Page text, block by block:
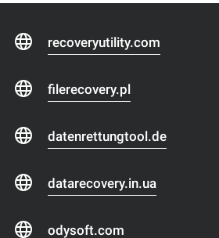
recoveryutility.com
filerecovery.pl
datenrettungtool.de
datarecovery.in.ua
odysoft.com